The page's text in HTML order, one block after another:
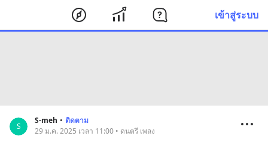
เข้าสู่ระบบ
S
S-meh • ติดตาม
29 ม.ค. 2025 เวลา 11:00 • ดนตรี เพลง